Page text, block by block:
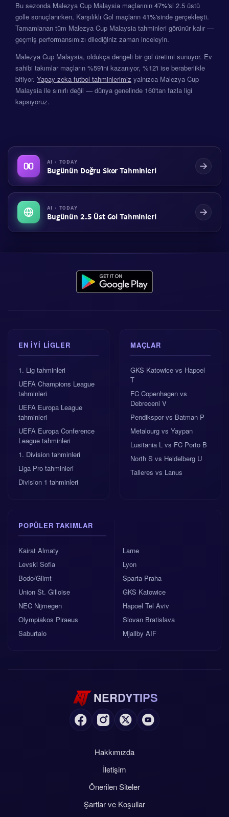
Bu sezonda Malezya Cup Malaysia maçlarının 47%'si 2.5 üstü
golle sonuçlanırken, Karşılıklı Gol maçların 41%'sinde gerçekleşti.
Tamamlanan tüm Malezya Cup Malaysia tahminleri görünür kalır —
geçmiş performansımızı dilediğiniz zaman inceleyin.
Malezya Cup Malaysia, oldukça dengeli bir gol üretimi sunuyor. Ev
sahibi takımlar maçların %59'ini kazanıyor, %12'i ise beraberlikle
bitiyor. Yapay zeka futbol tahminlerimiz yalnızca Malezya Cup
Malaysia ile sınırlı değil — dünya genelinde 160'tan fazla ligi
kapsıyoruz.
AI · TODAY
Bugünün Doğru Skor Tahminleri
AI · TODAY
Bugünün 2.5 Üst Gol Tahminleri
EN IYI LIGLER
1. Lig tahminleri
UEFA Champions League
tahminleri
UEFA Europa League
tahminleri
UEFA Europa Conference
League tahminleri
1. Division tahminleri
Liga Pro tahminleri
Division 1 tahminleri
MAÇLAR
GKS Katowice vs Hapoel
T
FC Copenhagen vs
Debreceni V
Pendikspor vs Batman P
Metalourg vs Yaypan
Lusitania L vs FC Porto B
North S vs Heidelberg U
Talleres vs Lanus
POPÜLER TAKIMLAR
Kairat Almaty
Levski Sofia
Bodo/Glimt
Union St. Gilloise
NEC Nijmegen
Olympiakos Piraeus
Saburtalo
Larne
Lyon
Sparta Praha
GKS Katowice
Hapoel Tel Aviv
Slovan Bratislava
Mjallby AIF
NERDYTIPS
Hakkımızda
İletişim
Önerilen Siteler
Şartlar ve Koşullar